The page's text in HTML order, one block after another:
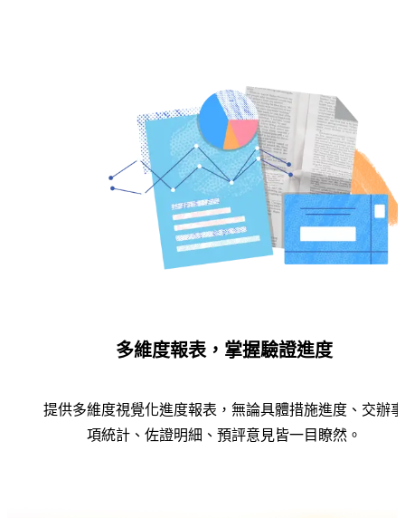
多維度報表，掌握驗證進度
提供多維度視覺化進度報表，無論具體措施進度、交辦事
項統計、佐證明細、預評意見皆一目瞭然。